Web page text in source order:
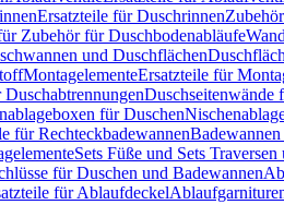
Ersatzteile für Duschrinnen
Zubehör für Duschbodenabläufe
und Duschflächen
MontagelementeErsatzteile für
Duschseitenwände
für Duschen
für Rechteckbadewannen
Sets Füße und Sets
für Duschen und Badewannen
für Ablaufdeckel